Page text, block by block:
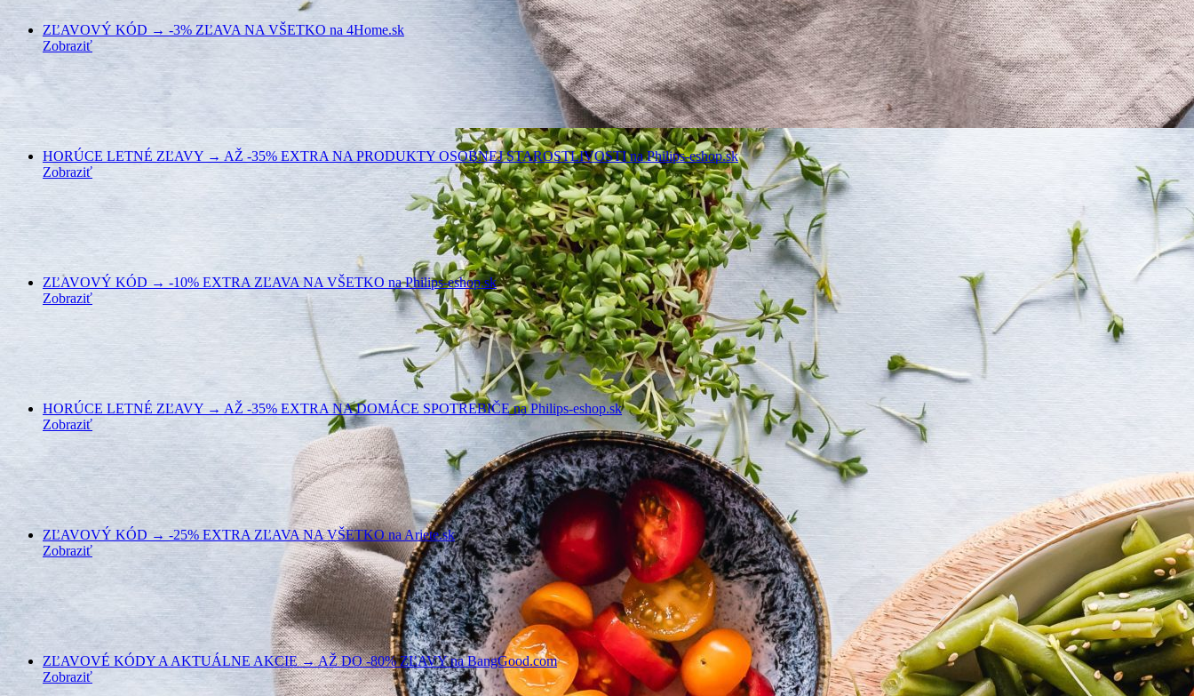
ZĽAVOVÝ KÓD → -3% ZĽAVA NA VŠETKO na 4Home.sk
Zobraziť
HORÚCE LETNÉ ZĽAVY → AŽ -35% EXTRA NA PRODUKTY OSOBNEJ STAROSTLIVOSTI na Philips-eshop.sk
Zobraziť
ZĽAVOVÝ KÓD → -10% EXTRA ZĽAVA NA VŠETKO na Philips-eshop.sk
Zobraziť
HORÚCE LETNÉ ZĽAVY → AŽ -35% EXTRA NA DOMÁCE SPOTREBIČE na Philips-eshop.sk
Zobraziť
ZĽAVOVÝ KÓD → -25% EXTRA ZĽAVA NA VŠETKO na Ariete.sk
Zobraziť
ZĽAVOVÉ KÓDY A AKTUÁLNE AKCIE → AŽ DO -80% ZĽAVY na BangGood.com
Zobraziť